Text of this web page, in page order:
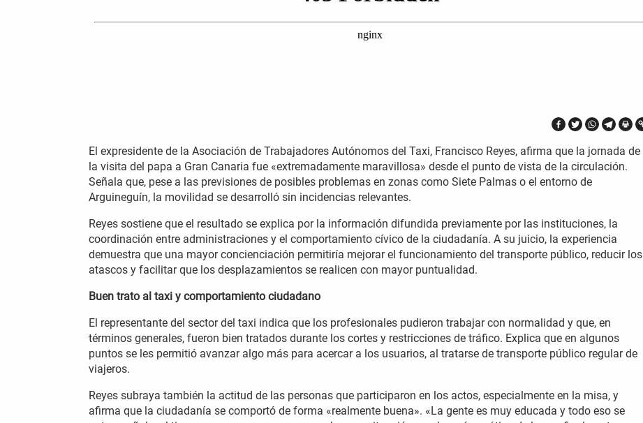
El expresidente de la Asociación de Trabajadores Autónomos del Taxi, Francisco Reyes, afirma que la jornada de
la visita del papa a Gran Canaria fue «extremadamente maravillosa» desde el punto de vista de la circulación.
Señala que, pese a las previsiones de posibles problemas en zonas como Siete Palmas o el entorno de
Arguineguín, la movilidad se desarrolló sin incidencias relevantes.
Reyes sostiene que el resultado se explica por la información difundida previamente por las instituciones, la
coordinación entre administraciones y el comportamiento cívico de la ciudadanía. A su juicio, la experiencia
demuestra que una mayor concienciación permitiría mejorar el funcionamiento del transporte público, reducir los
atascos y facilitar que los desplazamientos se realicen con mayor puntualidad.
Buen trato al taxi y comportamiento ciudadano
El representante del sector del taxi indica que los profesionales pudieron trabajar con normalidad y que, en
términos generales, fueron bien tratados durante los cortes y restricciones de tráfico. Explica que en algunos
puntos se les permitió avanzar algo más para acercar a los usuarios, al tratarse de transporte público regular de
viajeros.
Reyes subraya también la actitud de las personas que participaron en los actos, especialmente en la misa, y
afirma que la ciudadanía se comportó de forma «realmente buena». «La gente es muy educada y todo eso se